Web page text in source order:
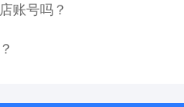
账号吗？